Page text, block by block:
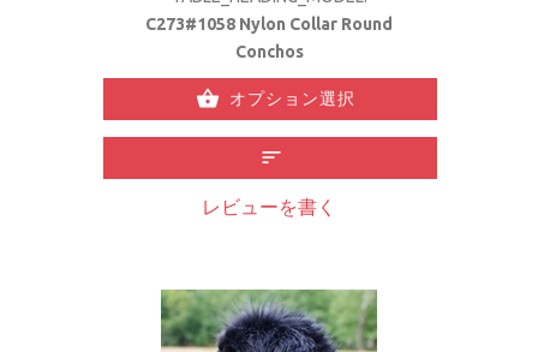
C273#1058 Nylon Collar Round
Conchos
オプション選択
レビューを書く